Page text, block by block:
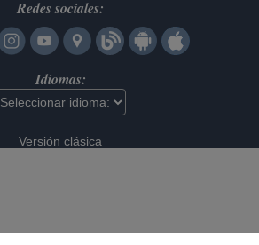
Redes sociales:
Idiomas:
Versión clásica